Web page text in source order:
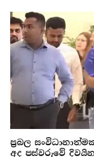
ප්‍රබල
අද පස්වරුවේ